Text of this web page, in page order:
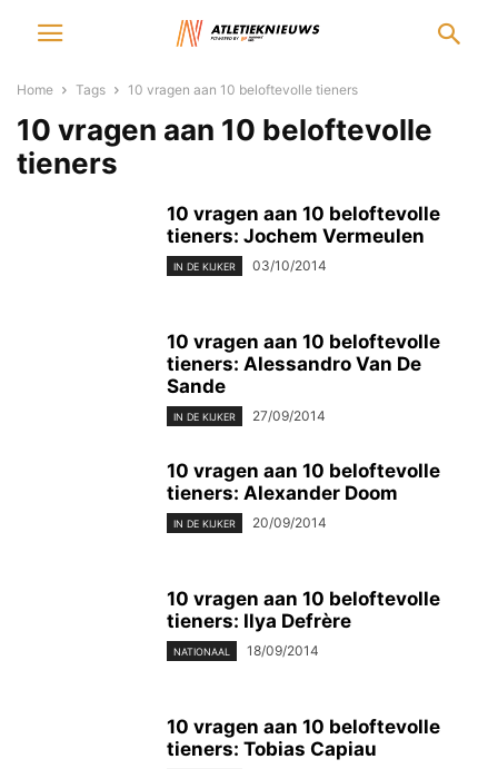
Home Tags 10 vragen aan 10 beloftevolle tieners
10 vragen aan 10 beloftevolle
tieners
10 vragen aan 10 beloftevolle
tieners: Jochem Vermeulen
IN DE KIJKER 03/10/2014
10 vragen aan 10 beloftevolle
tieners: Alessandro Van De
Sande
IN DE KIJKER 27/09/2014
10 vragen aan 10 beloftevolle
tieners: Alexander Doom
IN DE KIJKER 20/09/2014
10 vragen aan 10 beloftevolle
tieners: Ilya Defrère
NATIONAAL 18/09/2014
10 vragen aan 10 beloftevolle
tieners: Tobias Capiau